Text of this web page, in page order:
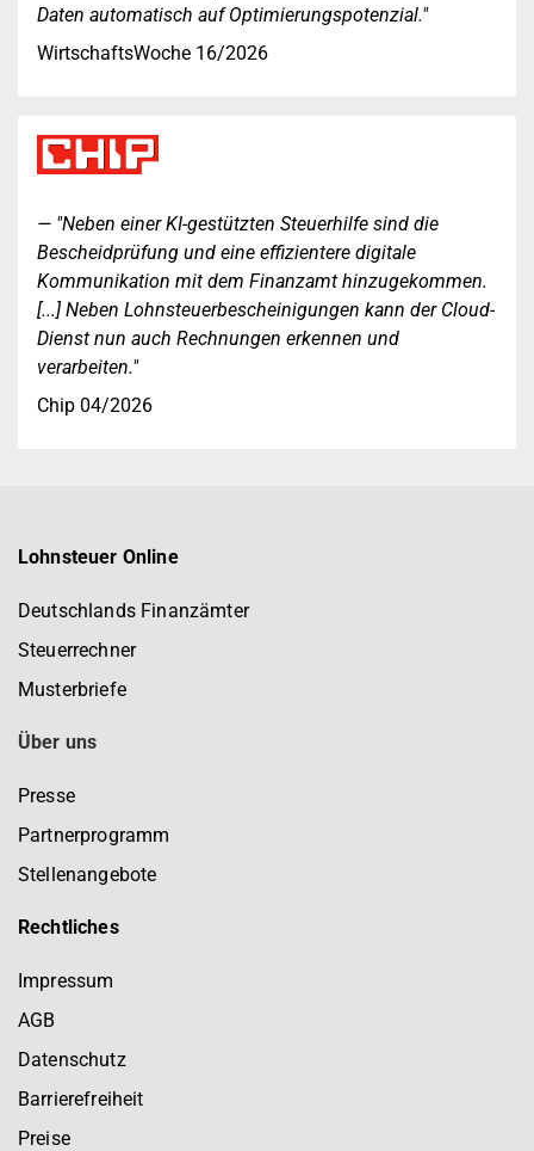
Daten automatisch auf Optimierungspotenzial."
WirtschaftsWoche 16/2026
"Neben einer KI-gestützten Steuerhilfe sind die
Bescheidprüfung und eine effizientere digitale
Kommunikation mit dem Finanzamt hinzugekommen.
[...] Neben Lohnsteuerbescheinigungen kann der Cloud-
Dienst nun auch Rechnungen erkennen und
verarbeiten."
Chip 04/2026
Lohnsteuer Online
Deutschlands Finanzämter
Steuerrechner
Musterbriefe
Über uns
Presse
Partnerprogramm
Stellenangebote
Rechtliches
Impressum
AGB
Datenschutz
Barrierefreiheit
Preise